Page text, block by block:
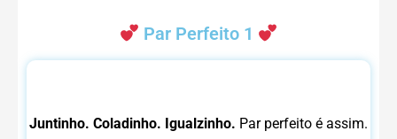
Par Perfeito 1
Juntinho. Coladinho. Igualzinho. Par perfeito é assim.